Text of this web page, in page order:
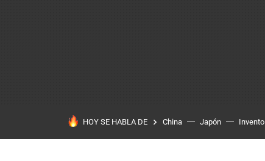
HOY SE HABLA DE China Japón Invento